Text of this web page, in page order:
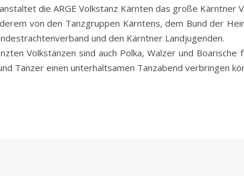
die ARGE Volkstanz Kärnten das große Kärntner
von den Tanzgruppen Kärntens, dem Bund der
und den Kärntner Landjugenden.
Volkstänzen sind auch Polka, Walzer und
Tänzer einen unterhaltsamen Tanzabend verbringen